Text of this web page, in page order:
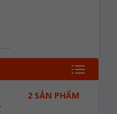
2 SẢN PHẨM